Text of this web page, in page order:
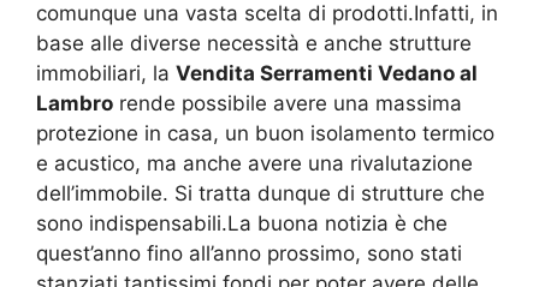
comunque una vasta scelta di prodotti.Infatti, in
base alle diverse necessità e anche strutture
immobiliari, la Vendita Serramenti Vedano al
Lambro rende possibile avere una massima
protezione in casa, un buon isolamento termico
e acustico, ma anche avere una rivalutazione
dell’immobile. Si tratta dunque di strutture che
sono indispensabili.La buona notizia è che
quest’anno fino all’anno prossimo, sono stati